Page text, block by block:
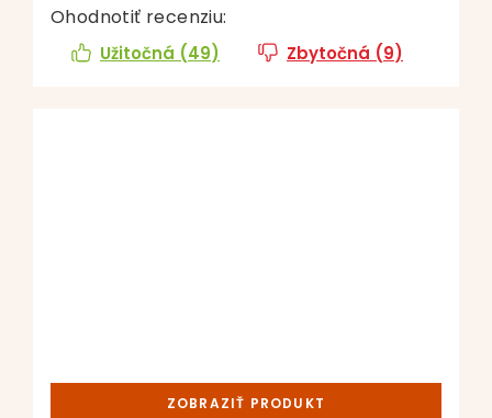
Ohodnotiť recenziu:
Užitočná (49) Zbytočná (9)
ZOBRAZIŤ PRODUKT